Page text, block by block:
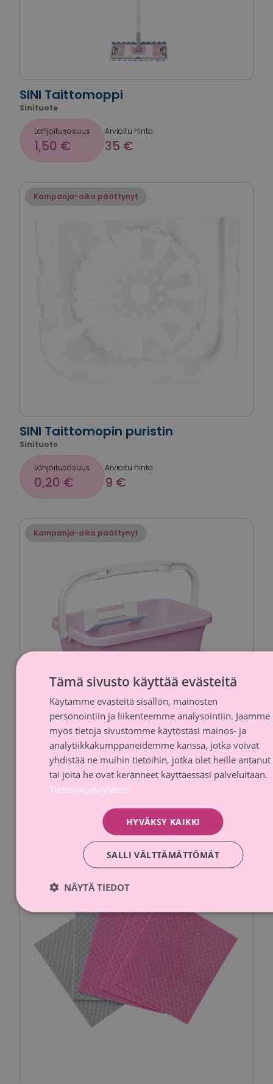
SINI Taittomoppi
Sinituote
Lahjoitusosuus
1,50 €
Arvioitu hinta
35 €
Kampanja-aika päättynyt
SINI Taittomopin puristin
Sinituote
Lahjoitusosuus
0,20 €
Arvioitu hinta
9 €
Kampanja-aika päättynyt
SINI Sinisanko
Sinituote
16 €
Kampanja-aika päättynyt
Tämä sivusto käyttää evästeitä
Käytämme evästeitä sisällön, mainosten
personointiin ja liikenteemme analysointiin. Jaamme
myös tietoja sivustomme käytöstäsi mainos- ja
analytiikkakumppaneidemme kanssa, jotka voivat
yhdistää ne muihin tietoihin, jotka olet heille antanut
tai joita he ovat keränneet käyttäessäsi palveluitaan.
Tietosuojakäytäntö
HYVÄKSY KAIKKI
SALLI VÄLTTÄMÄTTÖMÄT
NÄYTÄ TIEDOT